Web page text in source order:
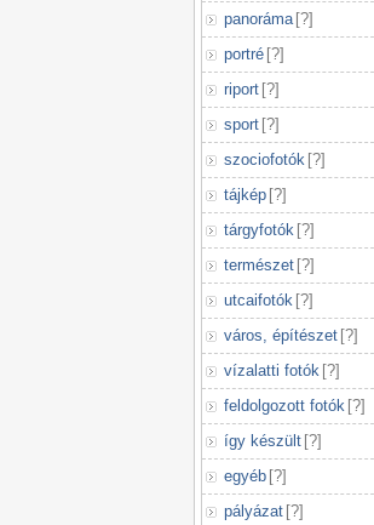
panoráma [?]
portré [?]
riport [?]
sport [?]
szociofotók [?]
tájkép [?]
tárgyfotók [?]
természet [?]
utcaifotók [?]
város, építészet [?]
vízalatti fotók [?]
feldolgozott fotók [?]
így készült [?]
egyéb [?]
pályázat [?]